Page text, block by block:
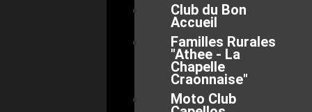
Club du Bon
Accueil
Familles Rurales
"Athee - La
Chapelle
Craonnaise"
Moto Club